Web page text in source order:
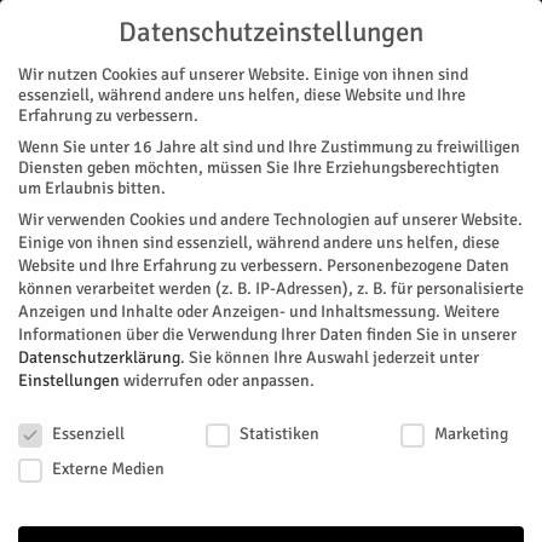
Start Stadtteile Jülich Stadtarchiv geschlossen
STADTTEILE JÜLICH
Stadtarchiv geschlossen
VonStadt Jülich- Mai 29, 2026 62 0
Facebook Twitter
Datenschutzeinstellungen
Wir nutzen Cookies auf unserer Website. Einige von ihnen sind
essenziell, während andere uns helfen, diese Website und Ihre
Erfahrung zu verbessern.
Wenn Sie unter 16 Jahre alt sind und Ihre Zustimmung zu freiwilligen
Diensten geben möchten, müssen Sie Ihre Erziehungsberechtigten
um Erlaubnis bitten.
Wir verwenden Cookies und andere Technologien auf unserer Website.
Einige von ihnen sind essenziell, während andere uns helfen, diese
Website und Ihre Erfahrung zu verbessern. Personenbezogene Daten
können verarbeitet werden (z. B. IP-Adressen), z. B. für personalisierte
Anzeigen und Inhalte oder Anzeigen- und Inhaltsmessung. Weitere
Informationen über die Verwendung Ihrer Daten finden Sie in unserer
Datenschutzerklärung. Sie können Ihre Auswahl jederzeit unter
Einstellungen widerrufen oder anpassen.
Essenziell
Statistiken
Marketing
Externe Medien